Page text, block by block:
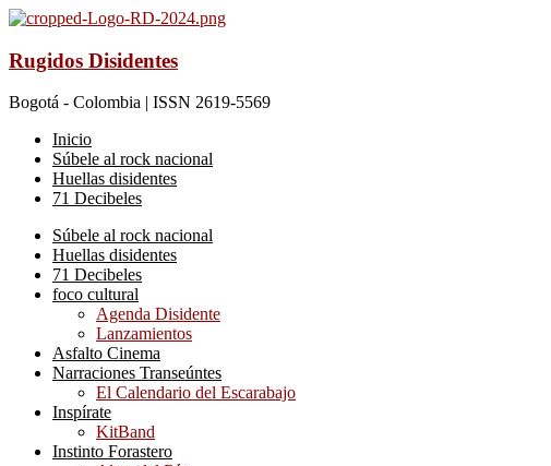
Rugidos Disidentes
Bogotá - Colombia | ISSN 2619-5569
Inicio
Súbele al rock nacional
Huellas disidentes
71 Decibeles
Súbele al rock nacional
Huellas disidentes
71 Decibeles
foco cultural
Agenda Disidente
Lanzamientos
Asfalto Cinema
Narraciones Transeúntes
El Calendario del Escarabajo
Inspírate
KitBand
Instinto Forastero